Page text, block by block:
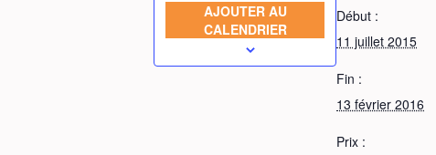
AJOUTER AU
CALENDRIER
Début :
11 juillet 2015
Fin :
13 février 2016
Prix :